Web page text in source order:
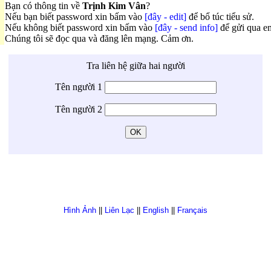
Bạn có thông tin về Trịnh Kim Vân?
Nếu bạn biết password xin bấm vào [đây - edit]để bổ túc tiểu sử.
Nếu không biết password xin bấm vào [đây - send info]để gửi qua
Chúng tôi sẽ đọc qua và đăng lên mạng. Cảm ơn.
Tra liên hệ giữa hai người
Tên người 1
Tên người 2
Hình Ảnh Liên Lạc English Français